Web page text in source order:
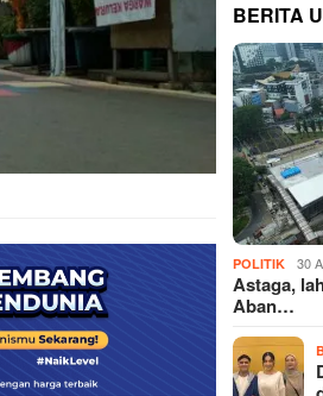
BERITA
POLITIK 30
Astaga,
Aban…